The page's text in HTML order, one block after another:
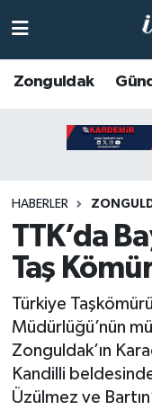
Zonguldak
HABERLER
TTK’da
Taş
Türkiye
Müdürlüğü’nün
Zonguldak’ın
Kandilli
Üzülmez ve
Anasayfa
KOZLU
KİLİMLİ
BARTIN
BOLU
ÇAYCUMA
Zonguldak
Süper Lig
Tüm
Son Dakika
Haber Arşivi